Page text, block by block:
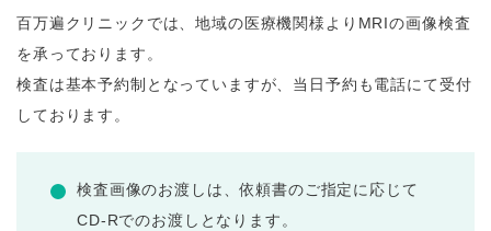
百万遍クリニックでは、地域の医療機関様よりMRIの画像検査
を承っております。
検査は基本予約制となっていますが、当日予約も電話にて受付
しております。
検査画像のお渡しは、依頼書のご指定に応じて
CD-Rでのお渡しとなります。